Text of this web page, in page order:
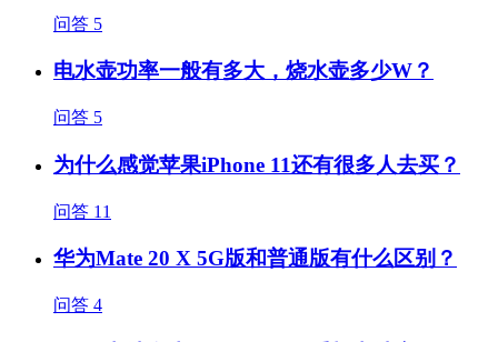
问答 5
电水壶功率一般有多大，烧水壶多少W？
问答 5
为什么感觉苹果iPhone 11还有很多人去买？
问答 11
华为Mate 20 X 5G版和普通版有什么区别？
问答 4